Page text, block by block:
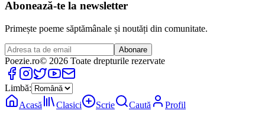
Abonează-te la newsletter
Primește poeme săptămânale și noutăți din comunitate.
Abonare
Poezie.ro© 2026 Toate drepturile rezervate
Limbă:
Acasă
Clasici Scrie Caută Profil